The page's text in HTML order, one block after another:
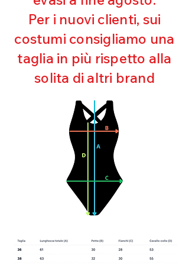
Ultra cloro resistente
Mantenimento della forma
Perfetta vestibilità
Asciugatura rapida
Bielastico
Per i nuovi clienti, sui
costumi consigliamo una
taglia in più rispetto alla
solita di altri brand